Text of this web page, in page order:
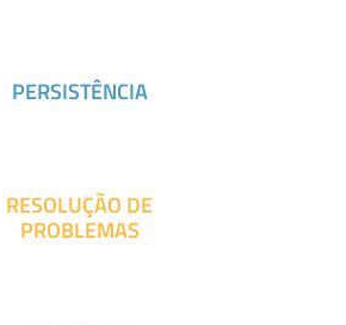
PERSISTÊNCIA
RESOLUÇÃO DE
PROBLEMAS